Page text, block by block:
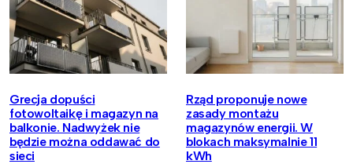
Grecja dopuści
fotowoltaikę i magazyn na
balkonie. Nadwyżek nie
będzie można oddawać do
sieci
Rząd proponuje nowe
zasady montażu
magazynów energii. W
blokach maksymalnie 11
kWh